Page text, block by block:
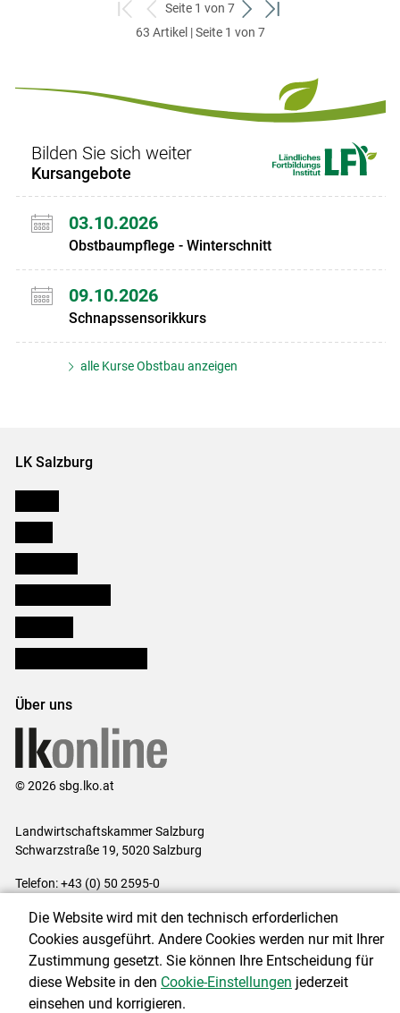
zum
ersten
zurück
zum
Seite 1 von 7
weiter
zum
zum
63 Artikel | Seite 1 von 7
Bilden Sie sich weiter
Kursangebote
03.10.2026
Obstbaumpflege - Winterschnitt
09.10.2026
Schnapssensorikkurs
alle Kurse Obstbau anzeigen
LK Salzburg
Über uns
© 2026 sbg.lko.at
Landwirtschaftskammer Salzburg
Schwarzstraße 19, 5020 Salzburg
Telefon: +43 (0) 50 2595-0
Impressum|Kontakt|Datenschutzerklärung|Barrierefreiheit|
Cookie-Einstellungen
Die Website wird mit den technisch erforderlichen
Cookies ausgeführt. Andere Cookies werden nur mit Ihrer
Zustimmung gesetzt. Sie können Ihre Entscheidung für
diese Website in den Cookie-Einstellungen jederzeit
einsehen und korrigieren.